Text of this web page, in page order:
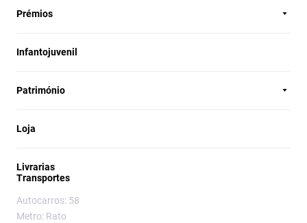
Prémios
Infantojuvenil
Património
Loja
Livrarias
Transportes
Autocarros: 58
Metro: Rato